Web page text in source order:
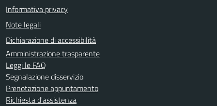
Informativa privacy
Note legali
Dichiarazione di accessibilità
Amministrazione trasparente
Leggi le FAQ
Segnalazione disservizio
Prenotazione appuntamento
Richiesta d'assistenza